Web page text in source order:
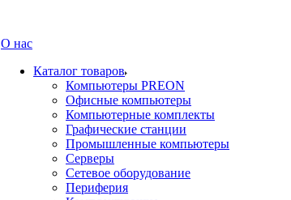
О нас
Каталог товаров
Компьютеры PREON
Офисные компьютеры
Компьютерные комплекты
Графические станции
Промышленные компьютеры
Серверы
Сетевое оборудование
Периферия